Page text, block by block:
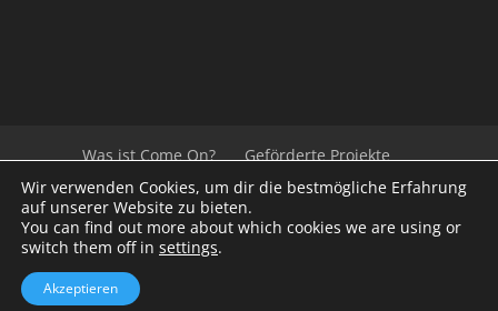
Was ist Come On?
Geförderte Projekte
Der Beirat
Impressum/Datenschutz
Links
Presse
© 2020Kulturvernetzung Niederösterreich
Wir verwenden Cookies, um dir die bestmögliche Erfahrung
auf unserer Website zu bieten.
You can find out more about which cookies we are using or
switch them off in settings.
Akzeptieren